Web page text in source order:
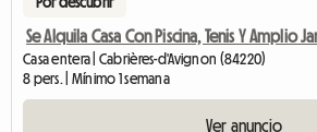
Se Alquila Casa Con Piscina, Tenis Y Amplio
Casa entera | Cabrières-d'Avignon (84220)
8 pers. | Mínimo 1 semana
Ver anuncio